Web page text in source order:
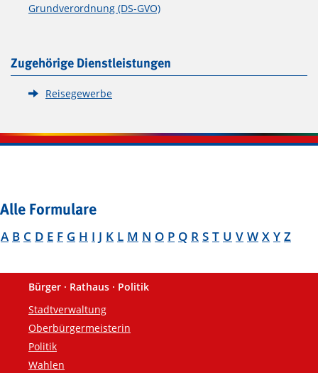
Grundverordnung (DS-GVO)
Zugehörige Dienstleistungen
Reisegewerbe
Alle Formulare
A B C D E F G H I J K L M N O P Q R S T U V W X Y Z
Fußzeile
Bürger · Rathaus · Politik
Stadtverwaltung
Oberbürgermeisterin
Politik
Wahlen